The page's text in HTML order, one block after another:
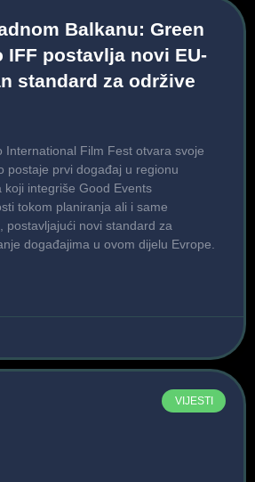
Balkanu: Green
IFF postavlja novi EU-
standard za održive
International Film Fest otvara svoje
postaje prvi događaj u regionu
koji integriše Good Events
tokom planiranja ali i same
postavljajući novi standard za
događajima u ovom dijelu Evrope.
VIJESTI